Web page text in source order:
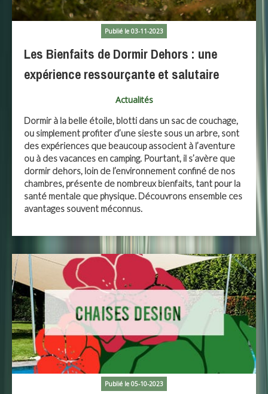
Publié le 03-11-2023
Les Bienfaits de Dormir Dehors : une
expérience ressourçante et salutaire
Actualités
Dormir à la belle étoile, blotti dans un sac de couchage,
ou simplement profiter d’une sieste sous un arbre, sont
des expériences que beaucoup associent à l’aventure
ou à des vacances en camping. Pourtant, il s’avère que
dormir dehors, loin de l’environnement confiné de nos
chambres, présente de nombreux bienfaits, tant pour la
santé mentale que physique. Découvrons ensemble ces
avantages souvent méconnus.
Publié le 05-10-2023